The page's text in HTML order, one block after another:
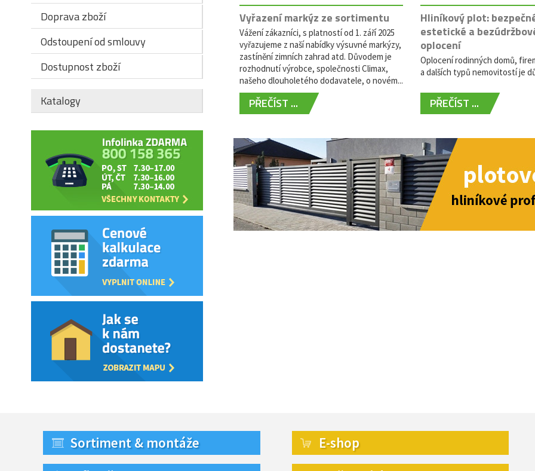
Doprava zboží
Odstoupení od smlouvy
Dostupnost zboží
Katalogy
Vyřazení markýz ze sortimentu
Vážení zákazníci, s platností od 1. září 2025
vyřazujeme z naší nabídky výsuvné markýzy,
zastínění zimních zahrad atd. Důvodem je
rozhodnutí výrobce, společnosti Climax,
našeho dlouholetého dodavatele, o novém...
PŘEČÍST ...
Hliníkový plot:
estetické a
oplocení
Oplocení rodinných domů,
a dalších typů nemovitostí je
PŘEČÍST ...
Sortiment & montáže
E-shop